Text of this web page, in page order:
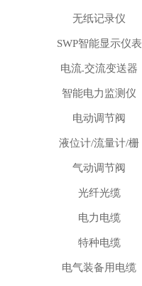
无纸记录仪
SWP智能显示仪表
电流.交流变送器
智能电力监测仪
电动调节阀
液位计/流量计/栅
气动调节阀
光纤光缆
电力电缆
特种电缆
电气装备用电缆